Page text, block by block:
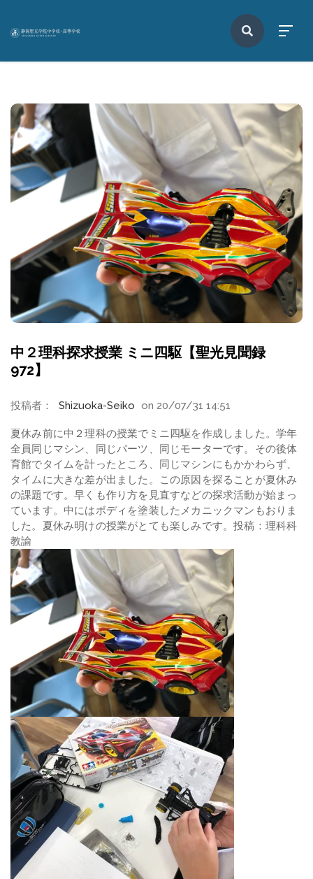
中２理科探求授業 ミニ四駆【聖光見聞録
972】
投稿者： Shizuoka-Seiko on 20/07/31 14:51
夏休み前に中２理科の授業でミニ四駆を作成しました。学年
全員同じマシン、同じパーツ、同じモーターです。その後体
育館でタイムを計ったところ、同じマシンにもかかわらず、
タイムに大きな差が出ました。この原因を探ることが夏休み
の課題です。早くも作り方を見直すなどの探求活動が始まっ
ています。中にはボディを塗装したメカニックマンもおりま
した。夏休み明けの授業がとても楽しみです。投稿：理科科
教諭